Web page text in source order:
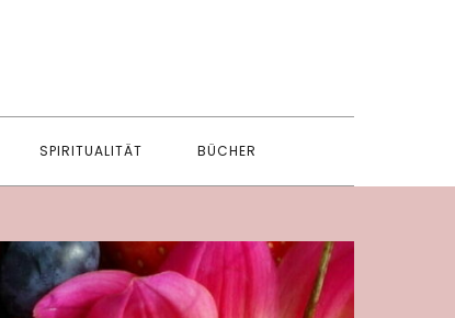
SPIRITUALITÄT BÜCHER